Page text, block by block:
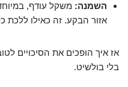
השמנה: משקל עודף,
אזור הבקע. זה כאילו ללכת
אז איך הופכים את הסיכויים
בלי בולשיט.